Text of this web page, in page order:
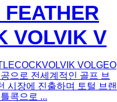
VOLVIK V
VOLGEO
으로 전세계적인 골프 브
시장에 진출하며 토털 브랜
콕으로 ...